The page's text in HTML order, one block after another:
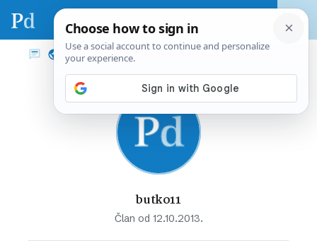
butko11
Član od 12.10.2013.